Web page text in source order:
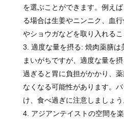
を選ぶことができます。例え
る場合は生姜やニンニク、血
やショウガなどを取り入れるこ
適度な量を摂る: 焼肉薬膳は
まいがちですが、適度な量を
過ぎると胃に負担がかかり、
なくなる可能性があります。
け、食べ過ぎに注意しましょう
アジアンテイストの空間を